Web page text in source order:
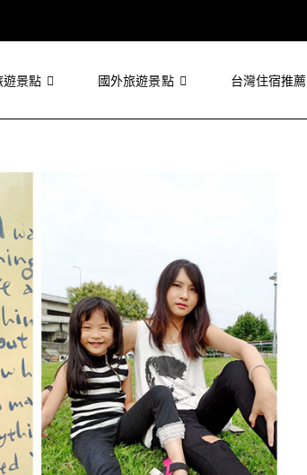
遊景點 國外旅遊景點 台灣住宿推薦